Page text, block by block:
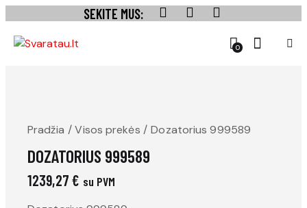
SEKITE MUS:
0
Pradžia Visos prekės Dozatorius 999589
DOZATORIUS 999589
1239,27€ su PVM